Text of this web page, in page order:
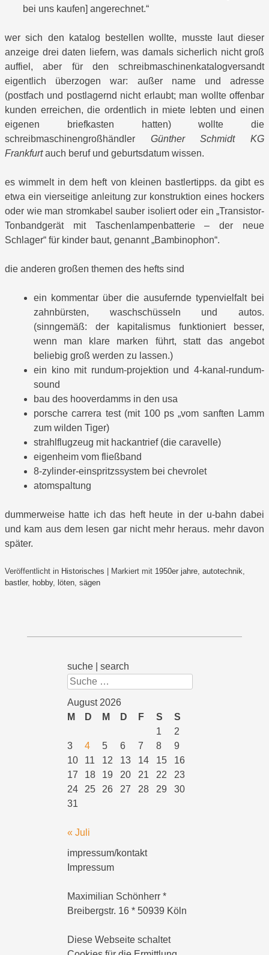
bei uns kaufen] angerechnet.“
wer sich den katalog bestellen wollte, musste laut dieser
anzeige drei daten liefern, was damals sicherlich nicht groß
auffiel, aber für den schreibmaschinenkatalogversandt
eigentlich überzogen war: außer name und adresse
(postfach und postlagernd nicht erlaubt; man wollte offenbar
kunden erreichen, die ordentlich in miete lebten und einen
eigenen briefkasten hatten) wollte die
schreibmaschinengroßhändler Günther Schmidt KG
Frankfurtauch beruf und geburtsdatum wissen.
es wimmelt in dem heft von kleinen bastlertipps. da gibt es
etwa ein vierseitige anleitung zur konstruktion eines hockers
oder wie man stromkabel sauber isoliert oder ein „Transistor-
Tonbandgerät mit Taschenlampenbatterie – der neue
Schlager“ für kinder baut, genannt „Bambinophon“.
die anderen großen themen des hefts sind
ein kommentar über die ausufernde typenvielfalt bei
zahnbürsten, waschschüsseln und autos.
(sinngemäß: der kapitalismus funktioniert besser,
wenn man klare marken führt, statt das angebot
beliebig groß werden zu lassen.)
ein kino mit rundum-projektion und 4-kanal-rundum-
sound
bau des hooverdamms in den usa
porsche carrera test (mit 100 ps „vom sanften Lamm
zum wilden Tiger)
strahlflugzeug mit hackantrief (die caravelle)
eigenheim vom fließband
8-zylinder-einspritzssystem bei chevrolet
atomspaltung
dummerweise hatte ich das heft heute in der u-bahn dabei
und kam aus dem lesen gar nicht mehr heraus. mehr davon
später.
Veröffentlicht in Historisches | Markiert mit 1950er jahre autotechnik
bastler, hobby, löten sägen
suche | search
Suchen
August 2026
M
D M D F S
S
1
2
3
4 5 6 7 8
9
10
11 12 13 14 15
16
17
18 19 20 21 22
23
24
25 26 27 28 29
30
31
« Juli
impressum/kontakt
Impressum
Maximilian Schönherr *
Breibergstr. 16 * 50939 Köln
Diese Webseite schaltet